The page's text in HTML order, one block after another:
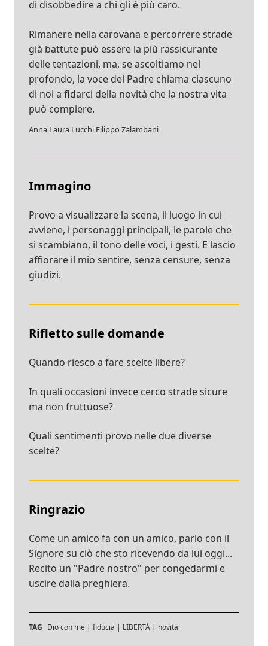
di disobbedire a chi gli è più caro.
Rimanere nella carovana e percorrere strade
già battute può essere la più rassicurante
delle tentazioni, ma, se ascoltiamo nel
profondo, la voce del Padre chiama ciascuno
di noi a fidarci della novità che la nostra vita
può compiere.
Anna Laura Lucchi Filippo Zalambani
Immagino
Provo a visualizzare la scena, il luogo in cui
avviene, i personaggi principali, le parole che
si scambiano, il tono delle voci, i gesti. E lascio
affiorare il mio sentire, senza censure, senza
giudizi.
Rifletto sulle domande
Quando riesco a fare scelte libere?
In quali occasioni invece cerco strade sicure
ma non fruttuose?
Quali sentimenti provo nelle due diverse
scelte?
Ringrazio
Come un amico fa con un amico, parlo con il
Signore su ciò che sto ricevendo da lui oggi...
Recito un "Padre nostro" per congedarmi e
uscire dalla preghiera.
TAG Dio con me | fiducia | LIBERTÀ | novità